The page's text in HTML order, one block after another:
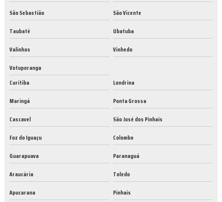
São Sebastião
São Vicente
Taubaté
Ubatuba
Valinhos
Vinhedo
Votuporanga
Curitiba
Londrina
Maringá
Ponta Grossa
Cascavel
São José dos Pinhais
Foz do Iguaçu
Colombo
Guarapuava
Paranaguá
Araucária
Toledo
Apucarana
Pinhais